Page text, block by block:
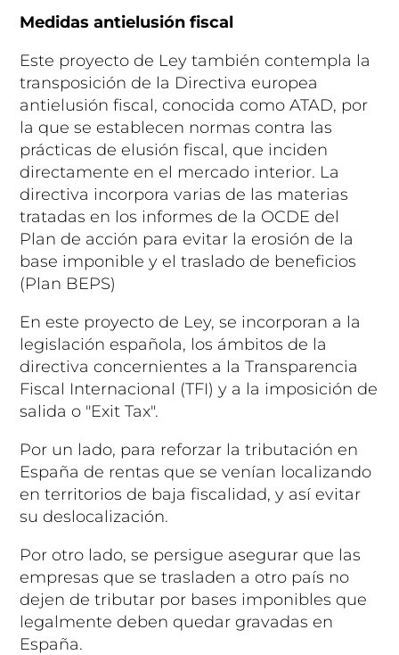
Medidas antielusión fiscal
Este proyecto de Ley también contempla la
transposición de la Directiva europea
antielusión fiscal, conocida como ATAD, por
la que se establecen normas contra las
prácticas de elusión fiscal, que inciden
directamente en el mercado interior. La
directiva incorpora varias de las materias
tratadas en los informes de la OCDE del
Plan de acción para evitar la erosión de la
base imponible y el traslado de beneficios
(Plan BEPS)
En este proyecto de Ley, se incorporan a la
legislación española, los ámbitos de la
directiva concernientes a la Transparencia
Fiscal Internacional (TFI) y a la imposición de
salida o "Exit Tax".
Por un lado, para reforzar la tributación en
España de rentas que se venían localizando
en territorios de baja fiscalidad, y así evitar
su deslocalización.
Por otro lado, se persigue asegurar que las
empresas que se trasladen a otro país no
dejen de tributar por bases imponibles que
legalmente deben quedar gravadas en
España.